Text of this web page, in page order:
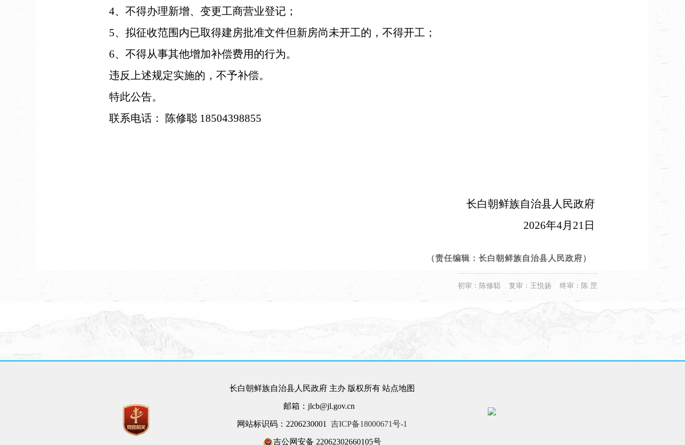
4、不得办理新增、变更工商营业登记；
5、拟征收范围内已取得建房批准文件但新房尚未开工的，不得开工；
6、不得从事其他增加补偿费用的行为。
违反上述规定实施的，不予补偿。
特此公告。
联系电话： 陈修聪 18504398855
长白朝鲜族自治县人民政府
2026年4月21日
（责任编辑：长白朝鲜族自治县人民政府）
初审：陈修聪 复审：王悦扬 终审：陈 罡
长白朝鲜族自治县人民政府 主办 版权所有 站点地图
邮箱：jlcb@jl.gov.cn
网站标识码：2206230001 吉ICP备18000671号-1
吉公网安备 22062302660105号